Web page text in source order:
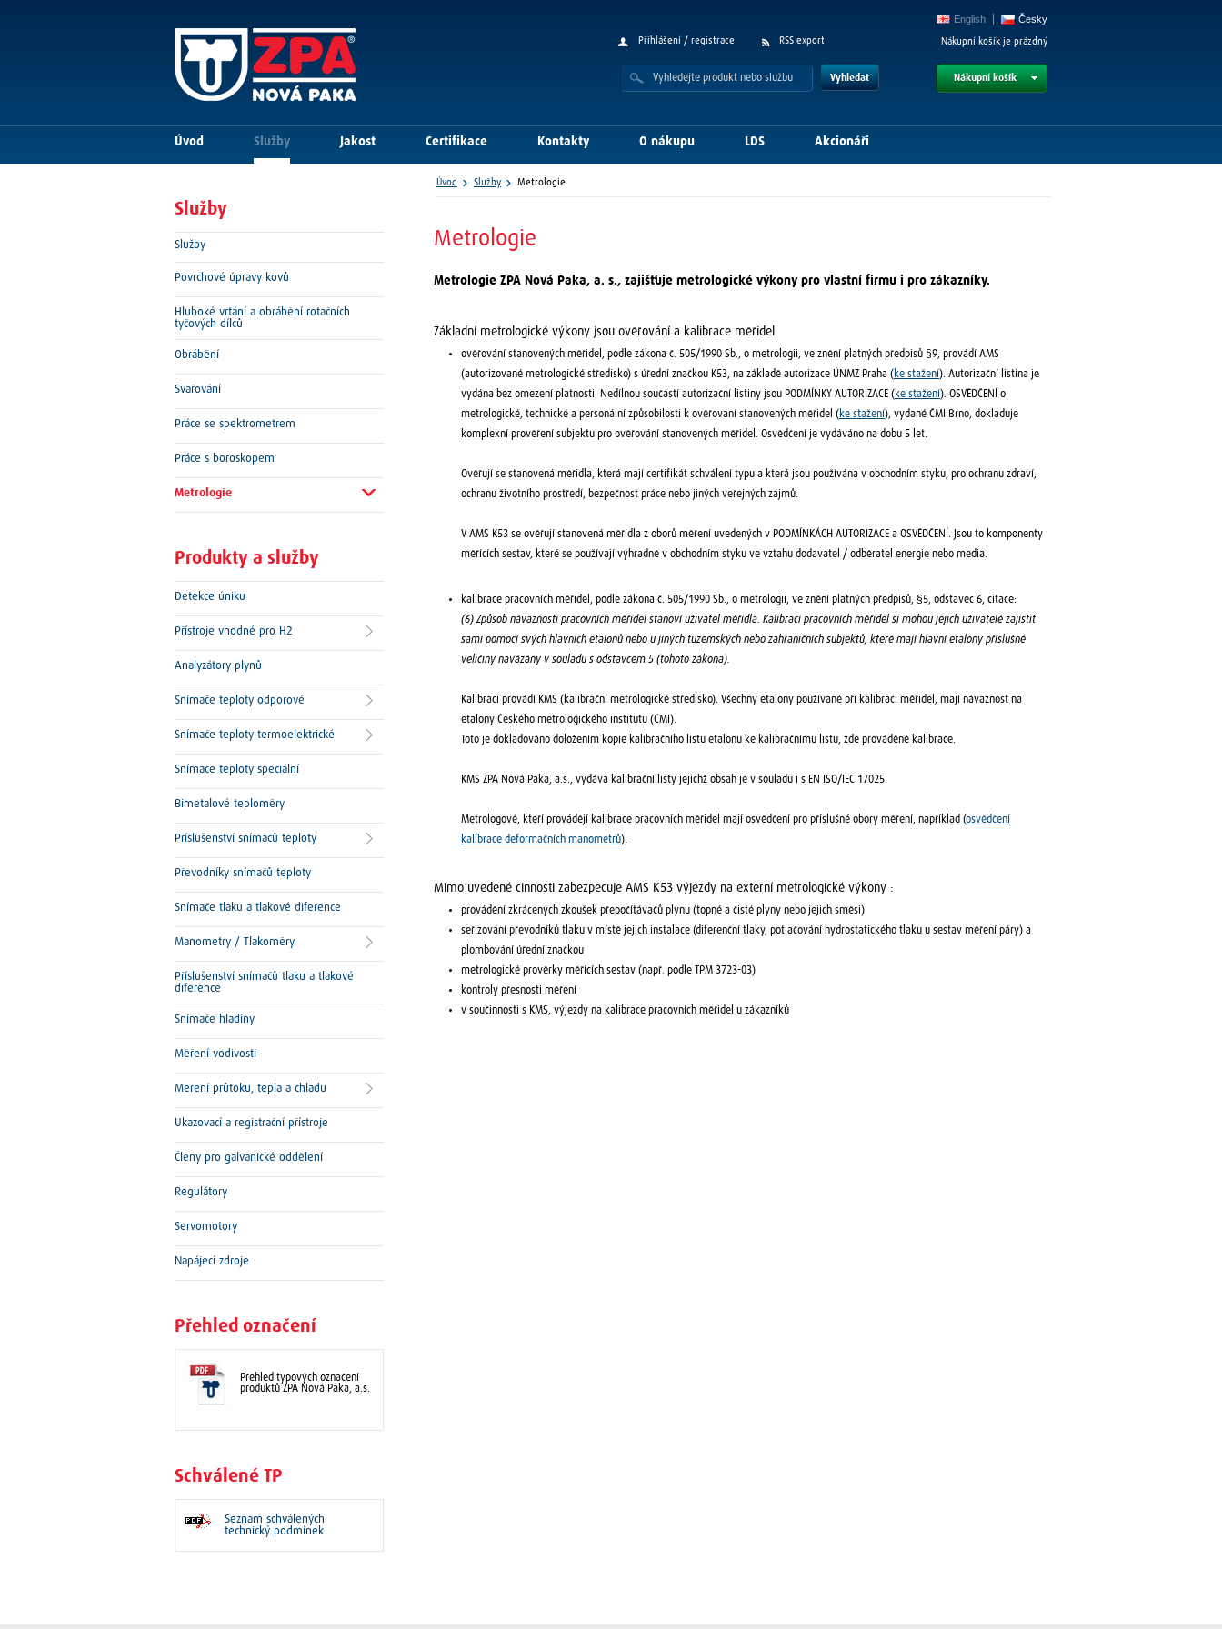
Metrologie
Metrologie ZPA Nová Paka, a. s., zajišťuje metrologické výkony pro vlastní firmu i pro zákazníky.
Základní metrologické výkony jsou ověřování a kalibrace měřidel.
ověřování stanovených měřidel, podle zákona č. 505/1990 Sb., o metrologii, ve znění platných předpisů §9, provádí AMS
(autorizované metrologické středisko) s úřední značkou K53, na základě autorizace ÚNMZ Praha ( ke stažení). Autorizační listina je
vydána bez omezení platnosti. Nedílnou součástí autorizační listiny jsou PODMÍNKY AUTORIZACE ( ke stažení). OSVĚDČENÍ o
metrologické, technické a personální způsobilosti k ověřování stanovených měřidel ( ke stažení), vydané ČMI Brno, dokladuje
komplexní prověření subjektu pro ověřování stanovených měřidel. Osvědčení je vydáváno na dobu 5 let.
Ověřují se stanovená měřidla, která mají certifikát schválení typu a která jsou používána v obchodním styku, pro ochranu zdraví,
ochranu životního prostředí, bezpečnost práce nebo jiných veřejných zájmů.
V AMS K53 se ověřují stanovená měřidla z oborů měření uvedených v PODMÍNKÁCH AUTORIZACE a OSVĚDČENÍ. Jsou to komponenty
měřících sestav, které se používají výhradně v obchodním styku ve vztahu dodavatel / odběratel energie nebo media.
kalibrace pracovních měřidel, podle zákona č. 505/1990 Sb., o metrologii, ve znění platných předpisů, §5, odstavec 6, citace:
(6) Způsob návaznosti pracovních měřidel stanoví uživatel měřidla. Kalibraci pracovních měřidel si mohou jejich uživatelé zajistit
sami pomocí svých hlavních etalonů nebo u jiných tuzemských nebo zahraničních subjektů, které mají hlavní etalony příslušné
veličiny navázány v souladu s odstavcem 5 (tohoto zákona).
Kalibraci provádí KMS (kalibrační metrologické středisko). Všechny etalony používané při kalibraci měřidel, mají návaznost na
etalony Českého metrologického institutu (ČMI).
Toto je dokladováno doložením kopie kalibračního listu etalonu ke kalibračnímu listu, zde prováděné kalibrace.
KMS ZPA Nová Paka, a.s., vydává kalibrační listy jejichž obsah je v souladu i s EN ISO/IEC 17025.
Metrologové, kteří provádějí kalibrace pracovních měřidel mají osvědčení pro příslušné obory měření, například (osvědčení
kalibrace deformačních manometrů).
Mimo uvedené činnosti zabezpečuje AMS K53 výjezdy na externí metrologické výkony :
provádění zkrácených zkoušek přepočítávačů plynu (topné a čisté plyny nebo jejich směsi)
seřizování převodníků tlaku v místě jejich instalace (diferenční tlaky, potlačování hydrostatického tlaku u sestav měření páry) a
plombování úřední značkou
metrologické prověrky měřících sestav (např. podle TPM 3723-03)
kontroly přesnosti měření
v součinnosti s KMS, výjezdy na kalibrace pracovních měřidel u zákazníků
Služby
Služby
Povrchové úpravy kovů
Hluboké vrtání a obrábění rotačních
tyčových dílců
Obrábění
Svařování
Práce se spektrometrem
Práce s boroskopem
Metrologie
Produkty a služby
Detekce úniku
Přístroje vhodné pro H2
Analyzátory plynů
Snímače teploty odporové
Snímače teploty termoelektrické
Snímače teploty speciální
Bimetalové teploměry
Příslušenství snímačů teploty
Převodníky snímačů teploty
Snímače tlaku a tlakové diference
Manometry / Tlakoměry
Příslušenství snímačů tlaku a tlakové
diference
Snímače hladiny
Měření vodivosti
Měření průtoku, tepla a chladu
Ukazovací a registrační přístroje
Členy pro galvanické oddělení
Regulátory
Servomotory
Napájecí zdroje
Přehled označení
Přehled typových označení
produktů ZPA Nová Paka, a.s.
Schválené TP
Seznam schválených
technický podmínek
Přihlášení / registrace RSS export
Vyhledat
Nákupní košík je prázdný
Nákupní košík
Česky
English
Úvod Služby Jakost Certifikace Kontakty O nákupu LDS Akcionáři
Úvod Služby Metrologie